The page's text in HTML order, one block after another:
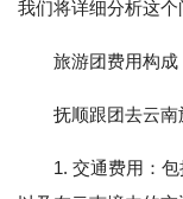
我们将详细分析这个
旅游团费用构成
抚顺跟团去云南
1. 交通费用：